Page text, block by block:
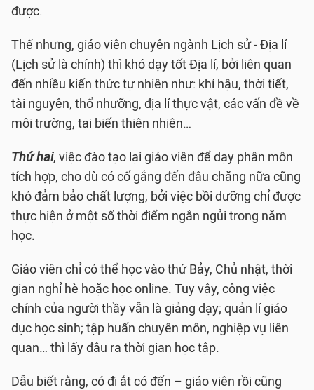
được.
Thế nhưng, giáo viên chuyên ngành Lịch sử - Địa lí
(Lịch sử là chính) thì khó dạy tốt Địa lí, bởi liên quan
đến nhiều kiến thức tự nhiên như: khí hậu, thời tiết,
tài nguyên, thổ nhưỡng, địa lí thực vật, các vấn đề về
môi trường, tai biến thiên nhiên…
Thứ hai, việc đào tạo lại giáo viên để dạy phân môn
tích hợp, cho dù có cố gắng đến đâu chăng nữa cũng
khó đảm bảo chất lượng, bởi việc bồi dưỡng chỉ được
thực hiện ở một số thời điểm ngắn ngủi trong năm
học.
Giáo viên chỉ có thể học vào thứ Bảy, Chủ nhật, thời
gian nghỉ hè hoặc học online. Tuy vậy, công việc
chính của người thầy vẫn là giảng dạy; quản lí giáo
dục học sinh; tập huấn chuyên môn, nghiệp vụ liên
quan… thì lấy đâu ra thời gian học tập.
Dẫu biết rằng, có đi ắt có đến – giáo viên rồi cũng